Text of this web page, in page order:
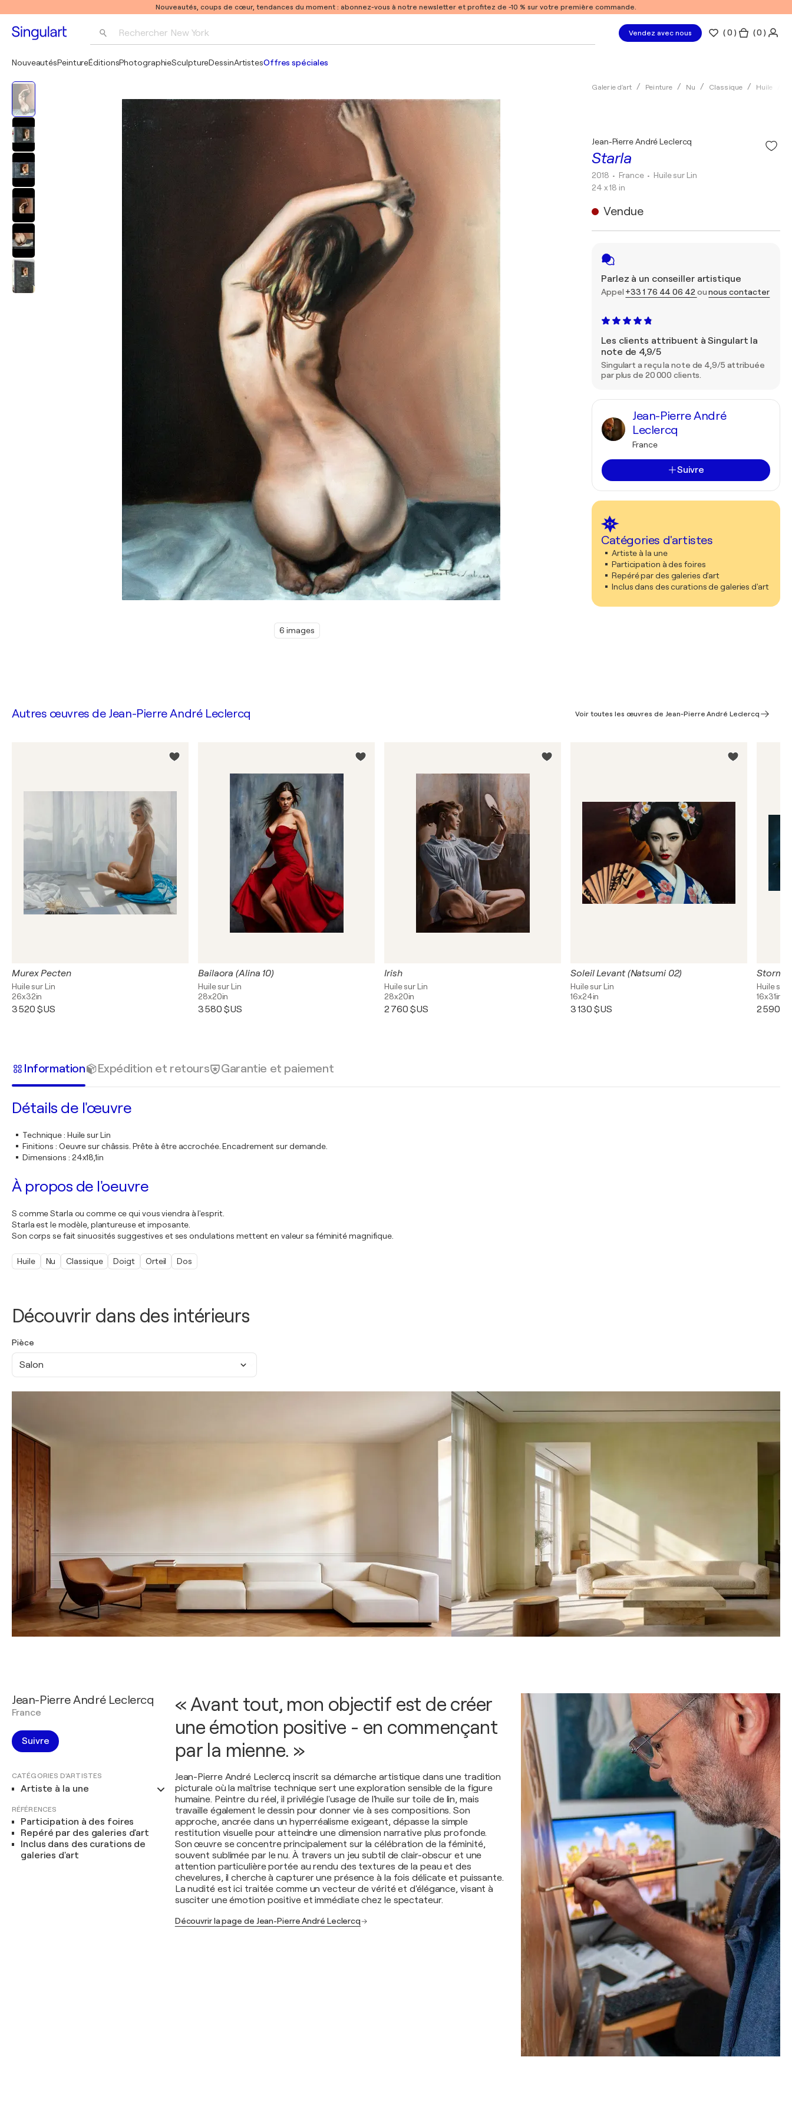
Nouveautés, coups de cœur, tendances du moment : abonnez-vous à notre newsletter et profitez de -10 % sur votre première commande.
Rechercher New York
Pablo Picasso
Vendez avec nous (0 ) ( 0 )
NouveautésPeintureÉditionsPhotographieSculptureDessinArtistesOffres spéciales
6 images
Galerie d'art Peinture Nu Classique Huile
Starla
Jean-Pierre André Leclercq
2018 • France • Huile sur Lin
24 x 18 in
Vendue
Parlez à un conseiller artistique
Appel +33 1 76 44 06 42 ounous contacter
Les clients attribuent à Singulart la
note de 4,9/5
Singulart a reçu la note de 4,9/5 attribuée
par plus de 20 000 clients.
Jean-Pierre André
Leclercq
France
Suivre
Catégories d'artistes
Artiste à la une
Participation à des foires
Repéré par des galeries d'art
Inclus dans des curations de galeries d'art
Découvrir dans des intérieurs
Pièce
Salon
Autres œuvres de Jean-Pierre André Leclercq Voir toutes les œuvres de Jean-Pierre André Leclercq
Murex Pecten
Huile sur Lin
26x32in
3 520 $US
Bailaora (Alina 10)
Huile sur Lin
28x20in
3 580 $US
Irish
Huile sur Lin
28x20in
2 760 $US
Soleil Levant (Natsumi 02)
Huile sur Lin
16x24in
3 130 $US
Storm
Huile sur
16x31in
2 590
Information Expédition et retours Garantie et paiement
Détails de l'œuvre
Technique: Huile sur Lin
Finitions : Oeuvre sur châssis. Prête à être accrochée. Encadrement sur demande.
Dimensions : 24x18,1in
À propos de l'oeuvre
S comme Starla ou comme ce qui vous viendra à l'esprit.
Starla est le modèle, plantureuse et imposante.
Son corps se fait sinuosités suggestives et ses ondulations mettent en valeur sa féminité magnifique.
Huile Nu Classique Doigt Orteil Dos
Jean-Pierre André Leclercq
France
Suivre
CATÉGORIES D'ARTISTES
Artiste à la une
RÉFÉRENCES
Participation à des foires
Repéré par des galeries d'art
Inclus dans des curations de
galeries d'art
« Avant tout, mon objectif est de créer
une émotion positive - en commençant
par la mienne. »
Jean-Pierre André Leclercq inscrit sa démarche artistique dans une tradition
picturale où la maîtrise technique sert une exploration sensible de la figure
humaine. Peintre du réel, il privilégie l'usage de l'huile sur toile de lin, mais
travaille également le dessin pour donner vie à ses compositions. Son
approche, ancrée dans un hyperréalisme exigeant, dépasse la simple
restitution visuelle pour atteindre une dimension narrative plus profonde.
Son œuvre se concentre principalement sur la célébration de la féminité,
souvent sublimée par le nu. À travers un jeu subtil de clair-obscur et une
attention particulière portée au rendu des textures de la peau et des
chevelures, il cherche à capturer une présence à la fois délicate et puissante.
La nudité est ici traitée comme un vecteur de vérité et d'élégance, visant à
susciter une émotion positive et immédiate chez le spectateur.
Découvrir la page de Jean-Pierre André Leclercq